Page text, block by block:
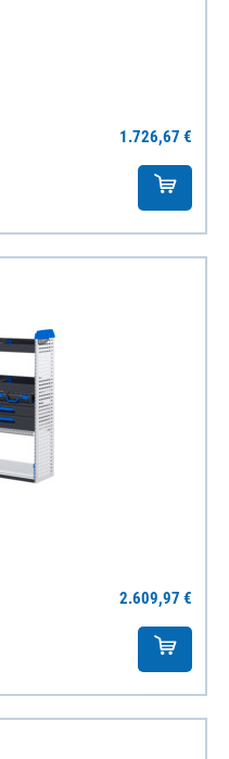
1.726,67 €
2.609,97 €